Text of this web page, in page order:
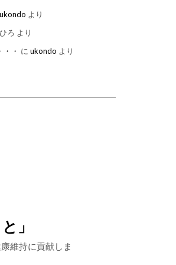
ukondo より
ひろ より
・ に ukondo より
」
維持に貢献しま